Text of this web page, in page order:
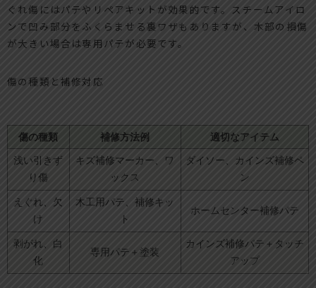
ぐれ傷にはパテやリペアキットが効果的です。スチームアイロ
ンで凹み部分をふくらませる裏ワザもありますが、木部の損傷
が大きい場合は専用パテが必要です。
傷の種類と補修対応
傷の種類 補修方法例 適切なアイテム
浅い引きず
り傷
キズ補修マーカー、ワ
ックス
ダイソー、カインズ補修ペ
ン
えぐれ、欠
け
木工用パテ、補修キッ
ト
ホームセンター補修パテ
剥がれ、白
化
専用パテ＋塗装
カインズ補修パテ＋タッチ
アップ